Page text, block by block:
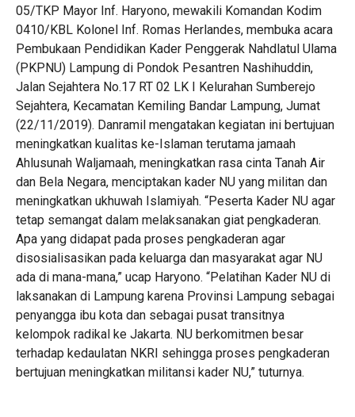
05/TKP Mayor Inf. Haryono, mewakili Komandan Kodim
0410/KBL Kolonel Inf. Romas Herlandes, membuka acara
Pembukaan Pendidikan Kader Penggerak Nahdlatul Ulama
(PKPNU) Lampung di Pondok Pesantren Nashihuddin,
Jalan Sejahtera No.17 RT 02 LK I Kelurahan Sumberejo
Sejahtera, Kecamatan Kemiling Bandar Lampung, Jumat
(22/11/2019). Danramil mengatakan kegiatan ini bertujuan
meningkatkan kualitas ke-Islaman terutama jamaah
Ahlusunah Waljamaah, meningkatkan rasa cinta Tanah Air
dan Bela Negara, menciptakan kader NU yang militan dan
meningkatkan ukhuwah Islamiyah. “Peserta Kader NU agar
tetap semangat dalam melaksanakan giat pengkaderan.
Apa yang didapat pada proses pengkaderan agar
disosialisasikan pada keluarga dan masyarakat agar NU
ada di mana-mana,” ucap Haryono. “Pelatihan Kader NU di
laksanakan di Lampung karena Provinsi Lampung sebagai
penyangga ibu kota dan sebagai pusat transitnya
kelompok radikal ke Jakarta. NU berkomitmen besar
terhadap kedaulatan NKRI sehingga proses pengkaderan
bertujuan meningkatkan militansi kader NU,” tuturnya.